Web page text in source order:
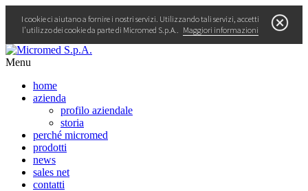
I cookie ci aiutano a fornire i nostri servizi. Utilizzando tali servizi, accetti
l’utilizzo dei cookie da parte di Micromed S.p.A.. Maggiori informazioni
Menu
home
azienda
profilo aziendale
storia
perché micromed
prodotti
news
sales net
contatti